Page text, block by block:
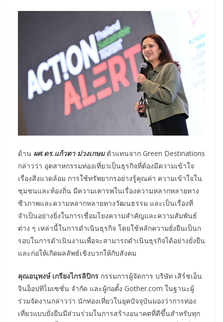
ด้าน ผศ.ดร.แก้วตา ม่วงเกษมตัวแทนจาก Green Destinations
กล่าวว่า อุตสาหกรรมท่องเที่ยวเป็นธุรกิจที่ต้องมีความเข้าใจ
เรื่องสิ่งแวดล้อม การใช้ทรัพยากรอย่างรู้คุณค่า ความเข้าใจใน
ชุมชนและท้องถิ่น มีความเคารพในเรื่องความหลากหลายทาง
ชีวภาพและความหลากหลายทางวัฒนธรรม และเป็นเรื่องที่
จำเป็นอย่างยิ่งในการเชื่อมโยงความสำคัญและความสัมพันธ์
ต่าง ๆ เหล่านี้ในการดำเนินธุรกิจ โดยใช้หลักความยั่งยืนเป็นก
รอบในการดำเนินงานเพื่อจะสามารถดำเนินธุรกิจได้อย่างยั่งยืน
และก่อให้เกิดผลลัพธ์เชิงบวกให้กับสังคม
คุณอนุพงษ์ เกรียงไกรลิปิกร กรรมการผู้จัดการ บริษัท เสิร์ชเอ็น
จินอ็อปทิไมเซชั่น จำกัด และผู้ก่อตั้ง Gother.com ในฐานะผู้
ร่วมจัดงานกล่าวว่า นักท่องเที่ยวในยุคปัจจุบันมองว่าการท่อง
เที่ยวแบบยั่งยืนมีส่วนร่วมในการสร้างอนาคตที่ดีขึ้นสำหรับทุก